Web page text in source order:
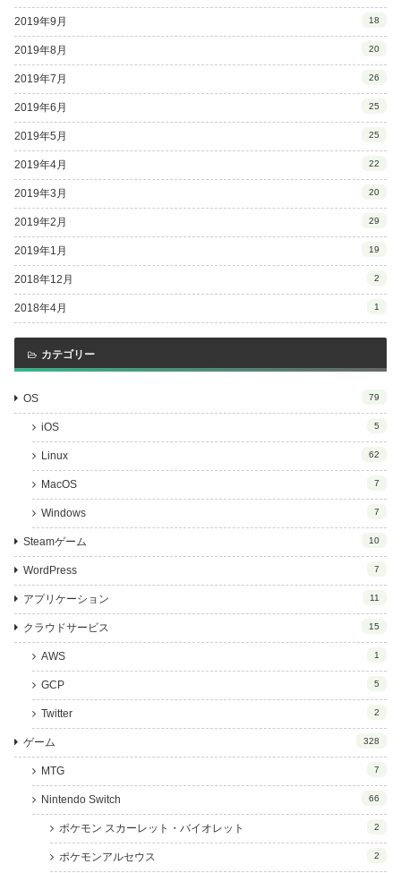
2019年9月 18
2019年8月 20
2019年7月 26
2019年6月 25
2019年5月 25
2019年4月 22
2019年3月 20
2019年2月 29
2019年1月 19
2018年12月 2
2018年4月 1
カテゴリー
OS 79
iOS 5
Linux 62
MacOS 7
Windows 7
Steamゲーム 10
WordPress 7
アプリケーション 11
クラウドサービス 15
AWS 1
GCP 5
Twitter 2
ゲーム 328
MTG 7
Nintendo Switch 66
ポケモン スカーレット・バイオレット 2
ポケモンアルセウス 2